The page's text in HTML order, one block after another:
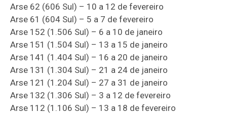
Arse 62 (606 Sul) – 10 a 12 de fevereiro
Arse 61 (604 Sul) – 5 a 7 de fevereiro
Arse 152 (1.506 Sul) – 6 a 10 de janeiro
Arse 151 (1.504 Sul) – 13 a 15 de janeiro
Arse 141 (1.404 Sul) – 16 a 20 de janeiro
Arse 131 (1.304 Sul) – 21 a 24 de janeiro
Arse 121 (1.204 Sul) – 27 a 31 de janeiro
Arse 132 (1.306 Sul) – 3 a 12 de fevereiro
Arse 112 (1.106 Sul) – 13 a 18 de fevereiro